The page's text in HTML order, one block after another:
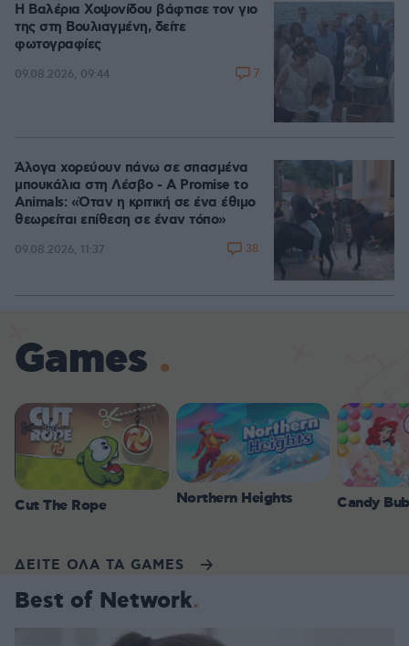
Η Βαλέρια Χοψονίδου βάφτισε τον γιο
της στη Βουλιαγμένη, δείτε
φωτογραφίες
09.08.2026, 09:44 7
Άλογα χορεύουν πάνω σε σπασμένα
μπουκάλια στη Λέσβο - A Promise to
Animals: «Όταν η κριτική σε ένα έθιμο
θεωρείται επίθεση σε έναν τόπο»
09.08.2026, 11:37 38
Games
Cut The Rope Northern Heights Candy
ΔΕΙΤΕ ΟΛΑ ΤΑ GAMES
Best of Network